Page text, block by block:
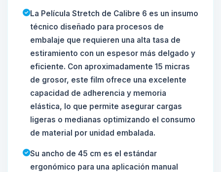
La Película Stretch de Calibre 6 es un insumo
técnico diseñado para procesos de
embalaje que requieren una alta tasa de
estiramiento con un espesor más delgado y
eficiente. Con aproximadamente 15 micras
de grosor, este film ofrece una excelente
capacidad de adherencia y memoria
elástica, lo que permite asegurar cargas
ligeras o medianas optimizando el consumo
de material por unidad embalada.
Su ancho de 45 cm es el estándar
ergonómico para una aplicación manual